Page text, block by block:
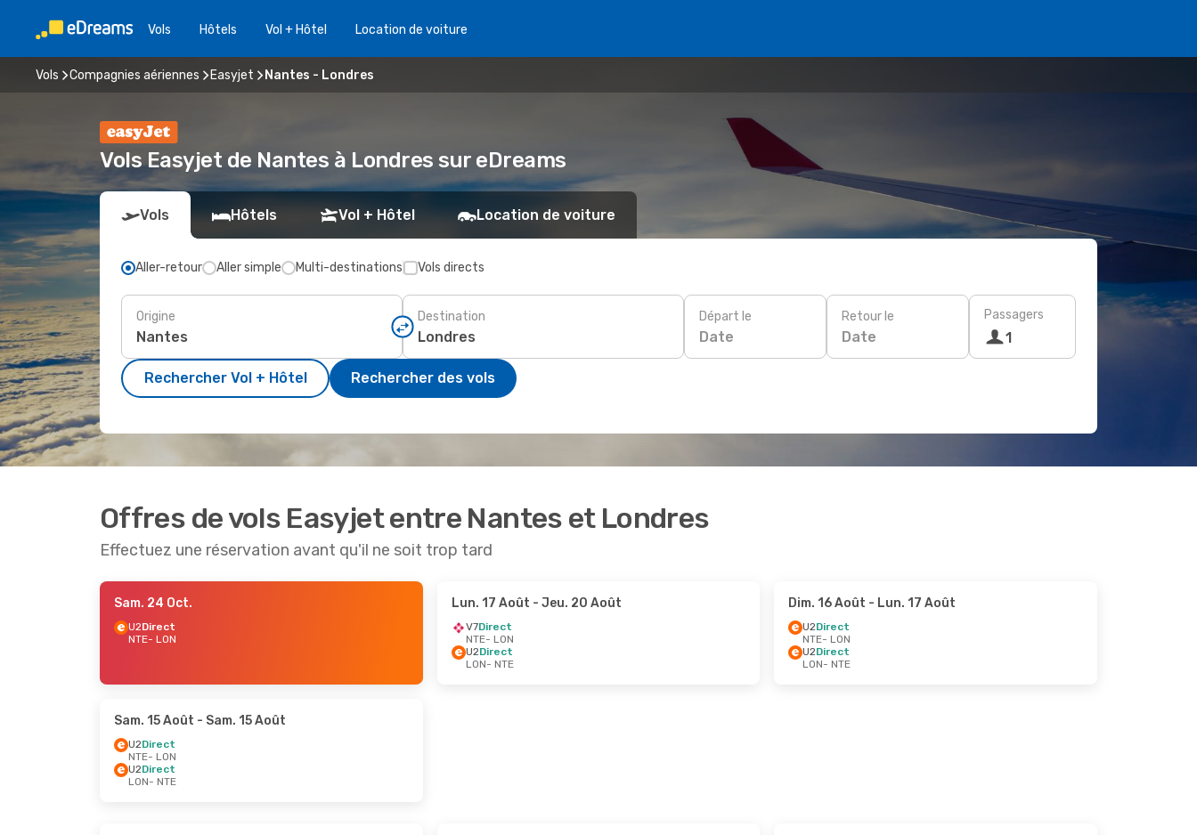
Vols Hôtels Vol + Hôtel Location de voiture
Vols Compagnies aériennes Easyjet Nantes - Londres
Vols Easyjet de Nantes à Londres sur eDreams
Vols Hôtels Vol + Hôtel Location de voiture
Aller-retour Aller simple Multi-destinations Vols directs
Origine Destination Départ le
Date
Retour le
Date
Passagers
1
Rechercher Vol + Hôtel Rechercher des vols
Offres de vols Easyjet entre Nantes et Londres
Effectuez une réservation avant qu'il ne soit trop tard
Sam. 24 Oct.
U2Direct
NTE- LON
Lun. 17 Août - Jeu. 20 Août
V7Direct
NTE- LON
U2Direct
LON- NTE
Dim. 16 Août - Lun. 17 Août
U2Direct
NTE- LON
U2Direct
LON- NTE
Sam. 15 Août - Sam. 15 Août
U2Direct
NTE- LON
U2Direct
LON- NTE